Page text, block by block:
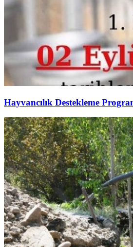
Hayvancılık Destekleme